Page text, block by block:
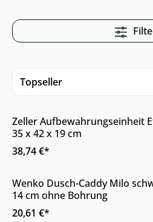
Nur Online erhältlich
Zeller Aufbewahrungseinheit
35 x 42 x 19 cm
38,74 €*
Online & im Möbelhaus
Wenko Dusch-Caddy Milo
14 cm ohne Bohrung
20,61 €*
Online & im Möbelhaus